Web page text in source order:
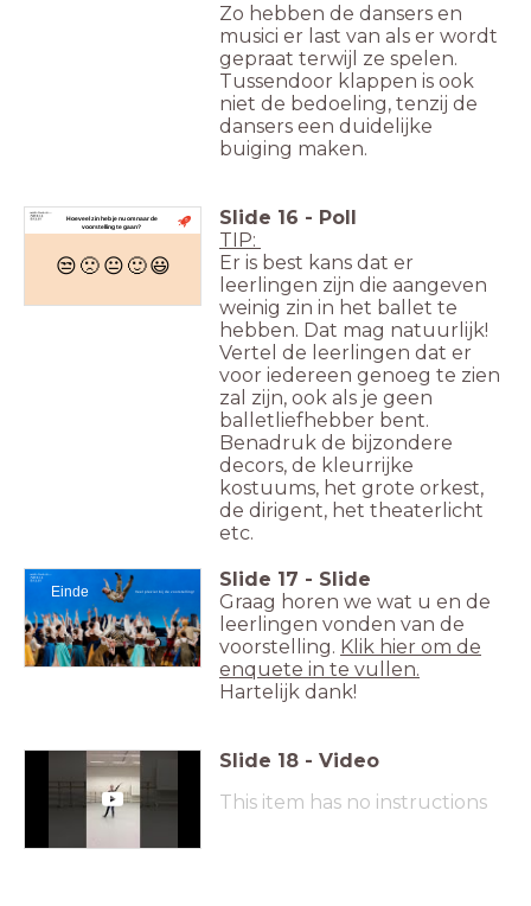
Zo hebben de dansers en
musici er last van als er wordt
gepraat terwijl ze spelen.
Tussendoor klappen is ook
niet de bedoeling, tenzij de
dansers een duidelijke
buiging maken.
Hoeveel zin heb je nu om naar de
voorstelling te gaan?
😒 🙁 😐 🙂😃
Slide 16 - Poll
TIP:
Er is best kans dat er
leerlingen zijn die aangeven
weinig zin in het ballet te
hebben. Dat mag natuurlijk!
Vertel de leerlingen dat er
voor iedereen genoeg te zien
zal zijn, ook als je geen
balletliefhebber bent.
Benadruk de bijzondere
decors, de kleurrijke
kostuums, het grote orkest,
de dirigent, het theaterlicht
etc.
Veel plezier bij de voorstelling!
Einde Slide 17 - Slide
Graag horen we wat u en de
leerlingen vonden van de
voorstelling. Klik hier om de
enquete in te vullen.
Hartelijk dank!
Slide 18 - Video
This item has no instructions